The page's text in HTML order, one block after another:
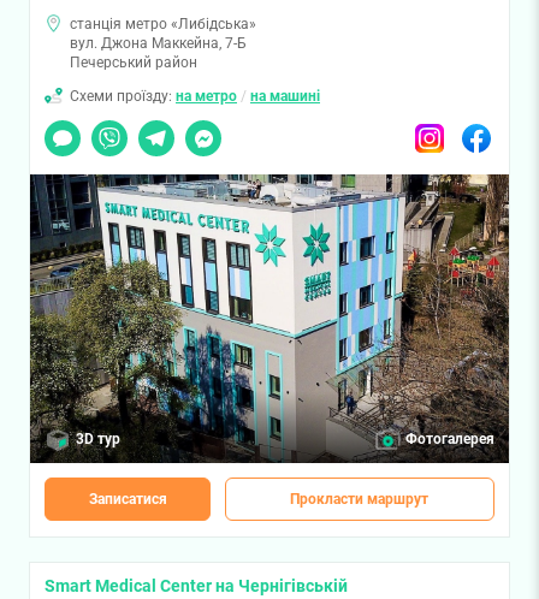
станція метро «Либідська»
вул. Джона Маккейна, 7-Б
Печерський район
Схеми проїзду: на метро / на машині
Чат
Viber TelegramMessenger InstagramFacebook
3D тур Фотогалерея
Записатися Прокласти маршрут
Smart Medical Center на Чернігівській